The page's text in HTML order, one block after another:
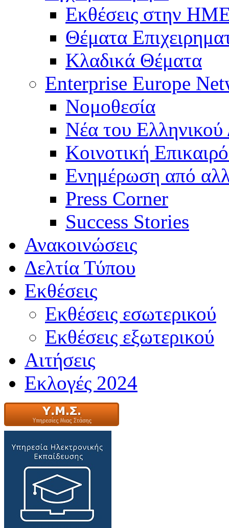
Εκθέσεις στην
Θέματα
Κλαδικά Θέματα
Enterprise Europe
Νομοθεσία
Νέα του Ελληνικού
Κοινοτική
Ενημέρωση από
Press Corner
Success Stories
Ανακοινώσεις
Δελτία Τύπου
Εκθέσεις
Εκθέσεις εσωτερικού
Εκθέσεις εξωτερικού
Αιτήσεις
Εκλογές 2024